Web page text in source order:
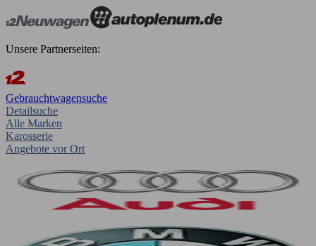
Unsere Partnerseiten:
Gebrauchtwagensuche
Detailsuche
Alle Marken
Karosserie
Angebote vor Ort